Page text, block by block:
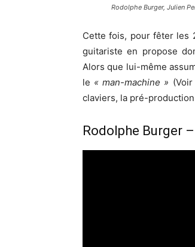
Rodolphe Burger, Julien
Cette fois, pour fêter les
guitariste en propose
Alors que lui-même
le « man-machine »
claviers, la pré-
Rodolphe Burger